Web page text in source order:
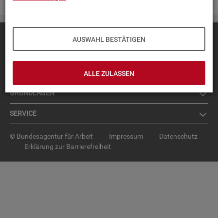
AUSWAHL BESTÄTIGEN
ALLE ZULASSEN
TOP-PRO­DUK­TE
IN­TER­AK­TI­VE STA­TIS­TI­KEN
GRUND­LA­GEN
SER­VICE
© Bundesagentur für Arbeit Impressum
Datenschutz
Erklärung zur Barrierefreiheit